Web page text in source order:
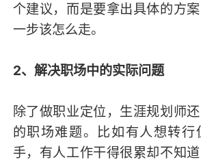
个建议，而是要拿出具体的方
一步该怎么走。
2、解决职场中的实际问题
除了做职业定位，生涯规划师
的职场难题。比如有人想转行
手，有人工作干得很累却不知